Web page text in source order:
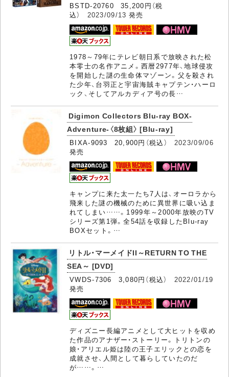
BSTD-20760 35,200円（税
込） 2023/09/13 発売
1978～79年にテレビ朝日系で放映された松
本零士の名作アニメ。西暦2977年、地球侵攻
を開始した謎の生命体マゾーン。父を殺され
た少年、台羽正と宇宙海賊キャプテン・ハーロ
ック、そしてアルカディア号の長…
Digimon Collectors Blu-ray BOX-
Adventure-〈8枚組〉 [Blu-ray]
BIXA-9093 20,900円（税込） 2023/09/06
発売
キャンプに来た太一たち7人は、オーロラから
飛来した謎の機械のために異世界に吸い込ま
れてしまい……。1999年～2000年放映のTV
シリーズ第1弾。全54話を収録したBlu-ray
BOXセット。…
リトル・マーメイドII～RETURN TO THE
SEA～ [DVD]
VWDS-7306 3,080円（税込） 2022/01/19
発売
ディズニー長編アニメとして大ヒットを収め
た作品のアナザー・ストーリー。トリトンの
娘・アリエル姫は陸の王子エリックとの恋を
成就させ、人間として暮らしていたのだ
が……。…